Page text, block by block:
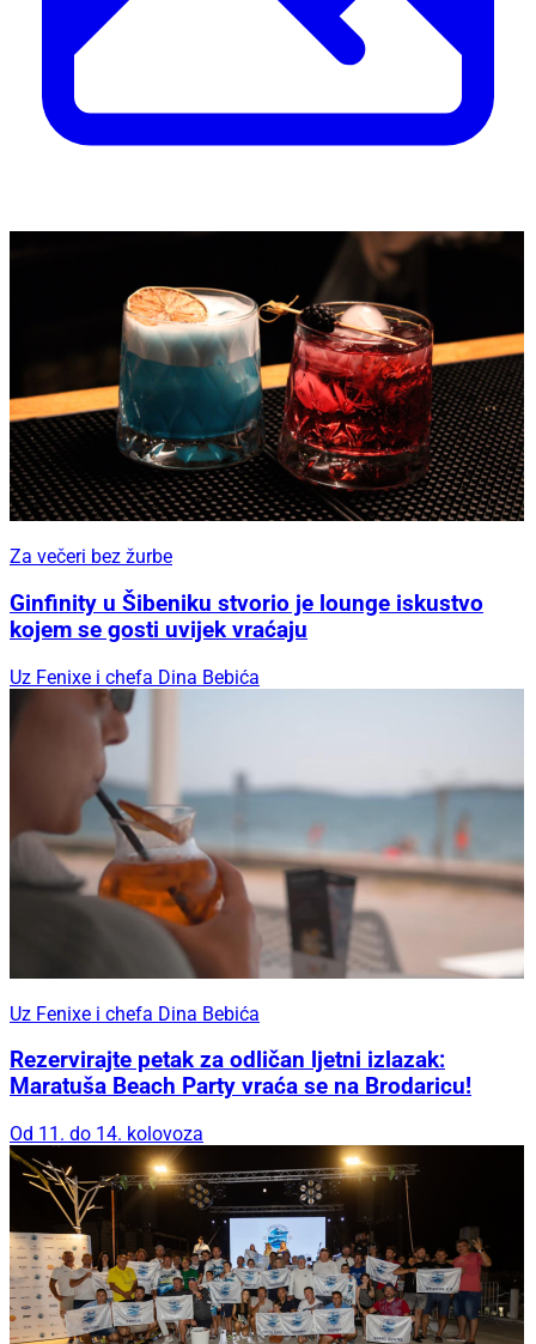
Za večeri bez žurbe
Ginfinity u Šibeniku stvorio je lounge iskustvo
kojem se gosti uvijek vraćaju
Uz Fenixe i chefa Dina Bebića
Uz Fenixe i chefa Dina Bebića
Rezervirajte petak za odličan ljetni izlazak:
Maratuša Beach Party vraća se na Brodaricu!
Od 11. do 14. kolovoza